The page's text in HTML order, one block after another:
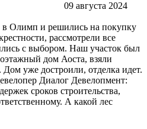
09 августа 2024
в Олимп и решились на покупку
рассмотрели все
с выбором. Наш участок был
дом Аоста, взяли
уже достроили, отделка идет.
Диалог Девелопмент:
сроков строительства,
А какой лес